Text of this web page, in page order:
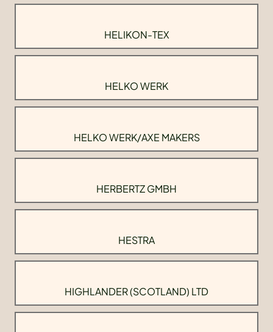
HELIKON-TEX
HELKO WERK
HELKO WERK/AXE MAKERS
HERBERTZ GMBH
HESTRA
HIGHLANDER (SCOTLAND) LTD